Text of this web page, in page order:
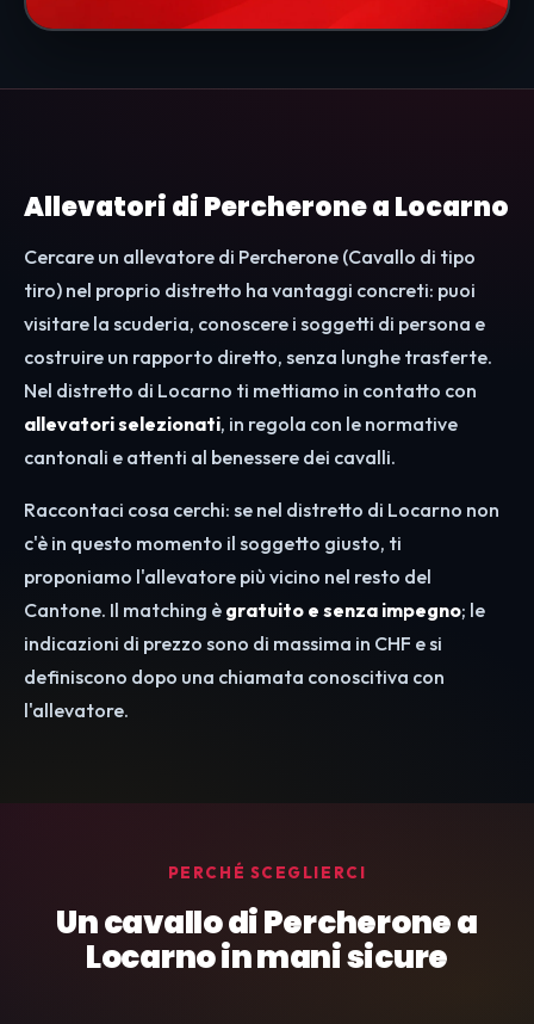
Allevatori di Percherone a Locarno
Cercare un allevatore di Percherone (Cavallo di tipo
tiro) nel proprio distretto ha vantaggi concreti: puoi
visitare la scuderia, conoscere i soggetti di persona e
costruire un rapporto diretto, senza lunghe trasferte.
Nel distretto di Locarno ti mettiamo in contatto con
allevatori selezionati, in regola con le normative
cantonali e attenti al benessere dei cavalli.
Raccontaci cosa cerchi: se nel distretto di Locarno non
c'è in questo momento il soggetto giusto, ti
proponiamo l'allevatore più vicino nel resto del
Cantone. Il matching è gratuito e senza impegno; le
indicazioni di prezzo sono di massima in CHF e si
definiscono dopo una chiamata conoscitiva con
l'allevatore.
PERCHÉ SCEGLIERCI
Un cavallo di Percherone a
Locarno in mani sicure